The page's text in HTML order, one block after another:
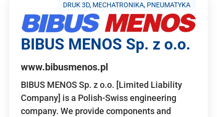
DRUK 3D, MECHATRONIKA, PNEUMATYKA
BIBUS MENOS Sp. z o.o.
www.bibusmenos.pl
BIBUS MENOS Sp. z o.o. [Limited Liability
Company] is a Polish-Swiss engineering
company. We provide components and